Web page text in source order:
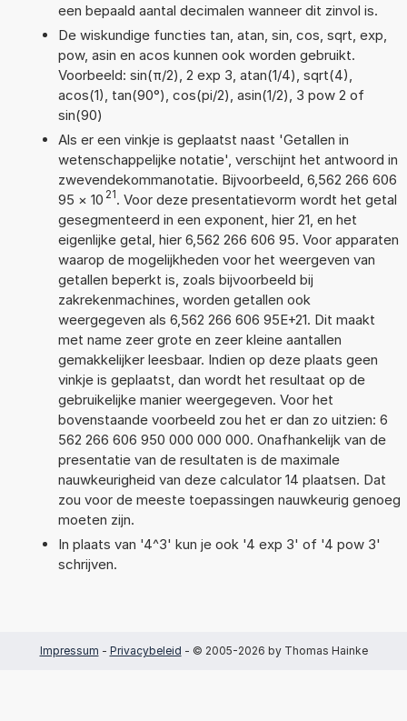
een bepaald aantal decimalen wanneer dit zinvol is.
De wiskundige functies tan, atan, sin, cos, sqrt, exp,
pow, asin en acos kunnen ook worden gebruikt.
Voorbeeld: sin(π/2), 2 exp 3, atan(1/4), sqrt(4),
acos(1), tan(90°), cos(pi/2), asin(1/2), 3 pow 2 of
sin(90)
Als er een vinkje is geplaatst naast 'Getallen in
wetenschappelijke notatie', verschijnt het antwoord in
zwevendekommanotatie. Bijvoorbeeld, 6,562 266 606
95 × 10 21. Voor deze presentatievorm wordt het getal
gesegmenteerd in een exponent, hier 21, en het
eigenlijke getal, hier 6,562 266 606 95. Voor apparaten
waarop de mogelijkheden voor het weergeven van
getallen beperkt is, zoals bijvoorbeeld bij
zakrekenmachines, worden getallen ook
weergegeven als 6,562 266 606 95E+21. Dit maakt
met name zeer grote en zeer kleine aantallen
gemakkelijker leesbaar. Indien op deze plaats geen
vinkje is geplaatst, dan wordt het resultaat op de
gebruikelijke manier weergegeven. Voor het
bovenstaande voorbeeld zou het er dan zo uitzien: 6
562 266 606 950 000 000 000. Onafhankelijk van de
presentatie van de resultaten is de maximale
nauwkeurigheid van deze calculator 14 plaatsen. Dat
zou voor de meeste toepassingen nauwkeurig genoeg
moeten zijn.
In plaats van '4^3' kun je ook '4 exp 3' of '4 pow 3'
schrijven.
Impressum - Privacybeleid - © 2005-2026 by Thomas Hainke